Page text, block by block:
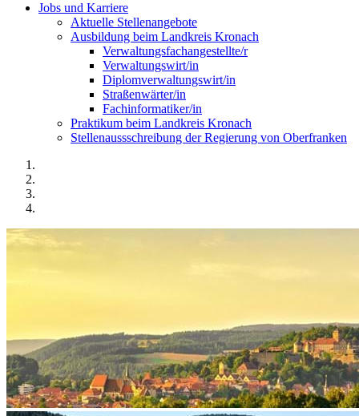
Jobs und Karriere
Aktuelle Stellenangebote
Ausbildung beim Landkreis Kronach
Verwaltungsfachangestellte/r
Verwaltungswirt/in
Diplomverwaltungswirt/in
Straßenwärter/in
Fachinformatiker/in
Praktikum beim Landkreis Kronach
Stellenaussschreibung der Regierung von Oberfranken